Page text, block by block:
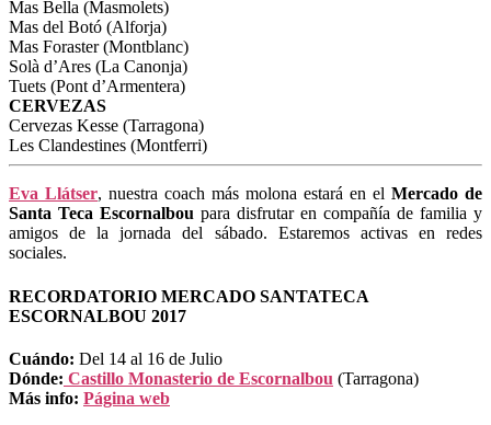
Mas Bella (Masmolets)
Mas del Botó (Alforja)
Mas Foraster (Montblanc)
Solà d’Ares (La Canonja)
Tuets (Pont d’Armentera)
CERVEZAS
Cervezas Kesse (Tarragona)
Les Clandestines (Montferri)
Eva Llátser, nuestra coach más molona estará en el Mercado de
Santa Teca Escornalbou para disfrutar en compañía de familia y
amigos de la jornada del sábado. Estaremos activas en redes
sociales.
RECORDATORIO MERCADO SANTATECA
ESCORNALBOU 2017
Cuándo: Del 14 al 16 de Julio
Dónde: Castillo Monasterio de Escornalbou (Tarragona)
Más info: Página web